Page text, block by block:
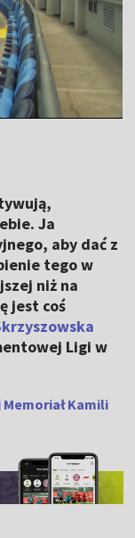
Ja
aby dać z
tego w
niż na
jest coś
Ligi w
Kamili